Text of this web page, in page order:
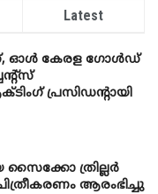
Latest
ഓൾ കേരള ഗോൾഡ്
പ്രസിഡന്റായി
സൈക്കോ ത്രില്ലർ
ആരംഭിച്ചു